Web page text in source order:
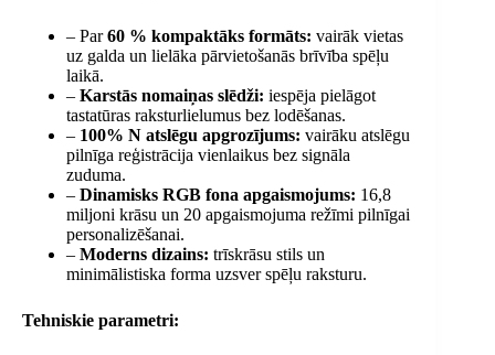
– Par60 % kompaktāks formāts: vairāk vietas
uz galda un lielāka pārvietošanās brīvība spēļu
laikā.
– Karstās nomaiņas slēdži: iespēja pielāgot
tastatūras raksturlielumus bez lodēšanas.
– 100% N atslēgu apgrozījums: vairāku atslēgu
pilnīga reģistrācija vienlaikus bez signāla
zuduma.
– Dinamisks RGB fona apgaismojums: 16,8
miljoni krāsu un 20 apgaismojuma režīmi pilnīgai
personalizēšanai.
– Moderns dizains: trīskrāsu stils un
minimālistiska forma uzsver spēļu raksturu.
Tehniskie parametri: